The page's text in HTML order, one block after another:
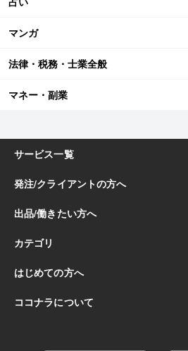
マンガ
法律・税務・士業全般
マネー・副業